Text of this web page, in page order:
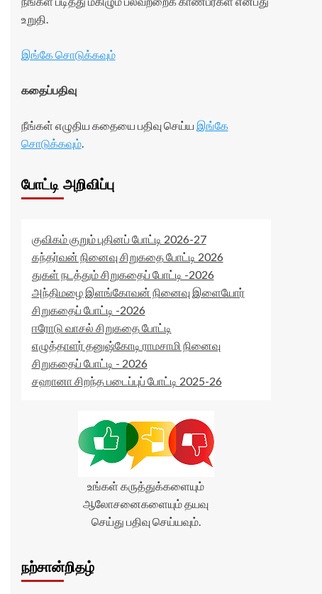
உறுதி.
இங்கே சொடுக்கவும்
கதைப்பதிவு
நீங்கள் எழுதிய கதையை பதிவு செய்ய இங்கே
சொடுக்கவும்.
போட்டி அறிவிப்பு
குவிகம் குறும் புதினப் போட்டி 2026-27
கந்தர்வன் நினைவு சிறுகதை போட்டி 2026
துகள் நடத்தும் சிறுகதைப் போட்டி -2026
அந்திமழை இளங்கோவன் நினைவு இளையோர்
சிறுகதைப் போட்டி -2026
ஈரோடு வாசல் சிறுகதை போட்டி
எழுத்தாளர் தனுஷ்கோடி ராமசாமி நினைவு
சிறுகதைப் போட்டி - 2026
சஹானா சிறந்த படைப்புப் போட்டி 2025-26
உங்கள் கருத்துக்களையும்
ஆலோசனைகளையும் தயவு
செய்து பதிவு செய்யவும்.
நற்சான்றிதழ்